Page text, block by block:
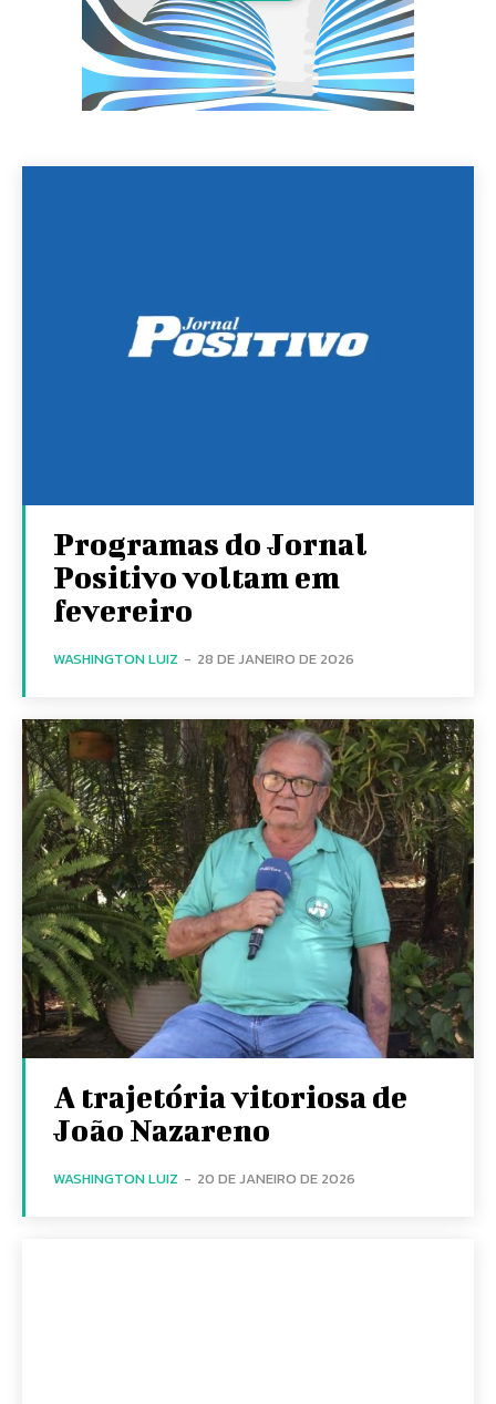
Programas do Jornal
Positivo voltam em
fevereiro
WASHINGTON LUIZ - 28 DE JANEIRO DE 2026
A trajetória vitoriosa de
João Nazareno
WASHINGTON LUIZ - 20 DE JANEIRO DE 2026